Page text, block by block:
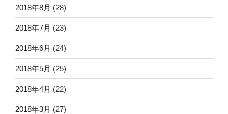
2018年8月 (28)
2018年7月 (23)
2018年6月 (24)
2018年5月 (25)
2018年4月 (22)
2018年3月 (27)